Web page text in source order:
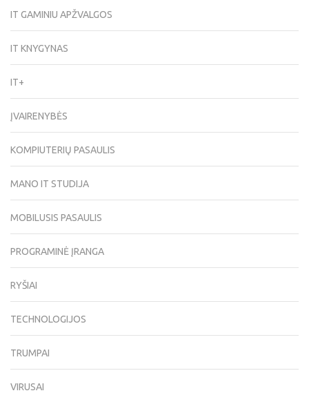
IT GAMINIU APŽVALGOS
IT KNYGYNAS
IT+
ĮVAIRENYBĖS
KOMPIUTERIŲ PASAULIS
MANO IT STUDIJA
MOBILUSIS PASAULIS
PROGRAMINĖ ĮRANGA
RYŠIAI
TECHNOLOGIJOS
TRUMPAI
VIRUSAI